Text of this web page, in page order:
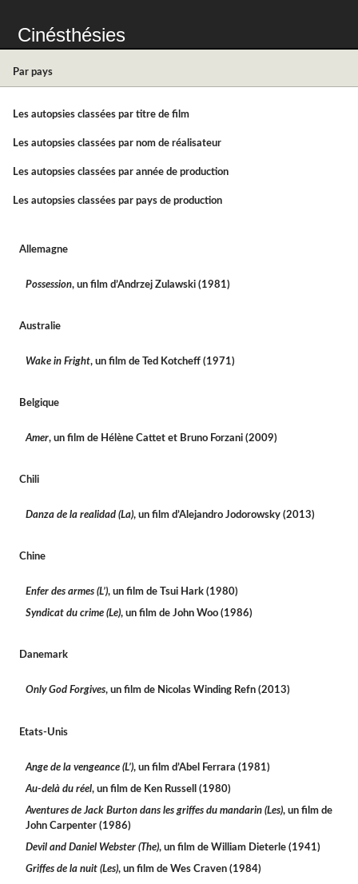
Cinésthésies
Par pays
Les autopsies classées par titre de film
Les autopsies classées par nom de réalisateur
Les autopsies classées par année de production
Les autopsies classées par pays de production
Allemagne
Possession, un film d’Andrzej Zulawski (1981)
Australie
Wake in Fright, un film de Ted Kotcheff (1971)
Belgique
Amer, un film de Hélène Cattet et Bruno Forzani (2009)
Chili
Danza de la realidad (La), un film d’Alejandro Jodorowsky (2013)
Chine
Enfer des armes (L’), un film de Tsui Hark (1980)
Syndicat du crime (Le), un film de John Woo (1986)
Danemark
Only God Forgives, un film de Nicolas Winding Refn (2013)
Etats-Unis
Ange de la vengeance (L’), un film d’Abel Ferrara (1981)
Au-delà du réel, un film de Ken Russell (1980)
Aventures de Jack Burton dans les griffes du mandarin (Les), un film de
John Carpenter (1986)
Devil and Daniel Webster (The), un film de William Dieterle (1941)
Griffes de la nuit (Les), un film de Wes Craven (1984)